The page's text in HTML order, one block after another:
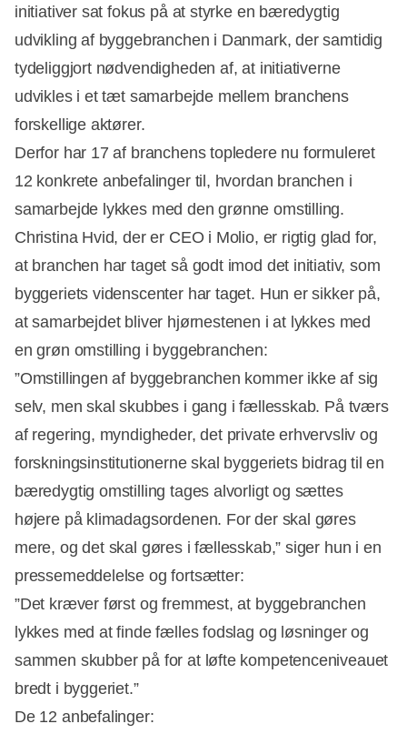
initiativer sat fokus på at styrke en bæredygtig
udvikling af byggebranchen i Danmark, der samtidig
tydeliggjort nødvendigheden af, at initiativerne
udvikles i et tæt samarbejde mellem branchens
forskellige aktører.
Derfor har 17 af branchens topledere nu formuleret
12 konkrete anbefalinger til, hvordan branchen i
samarbejde lykkes med den grønne omstilling. ​
Christina Hvid, der er CEO i Molio, er rigtig glad for,
at branchen har taget så godt imod det initiativ, som
byggeriets videnscenter har taget. Hun er sikker på,
at samarbejdet bliver hjørnestenen i at lykkes med
en grøn omstilling i byggebranchen:
”Omstillingen af byggebranchen kommer ikke af sig
selv, men skal skubbes i gang i fællesskab. På tværs
af regering, myndigheder, det private erhvervsliv og
forskningsinstitutionerne skal byggeriets bidrag til en
bæredygtig omstilling tages alvorligt og sættes
højere på klimadagsordenen. For der skal gøres
mere, og det skal gøres i fællesskab,” siger hun i en
pressemeddelelse og fortsætter:
”Det kræver først og fremmest, at byggebranchen
lykkes med at finde fælles fodslag og løsninger og
sammen skubber på for at løfte kompetenceniveauet
bredt i byggeriet.”
De 12 anbefalinger: